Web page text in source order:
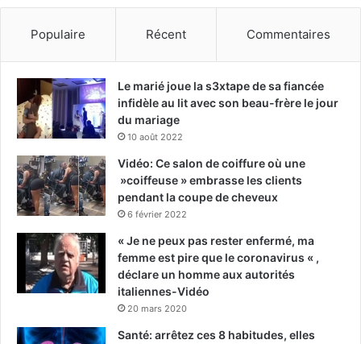
Populaire Récent Commentaires
Le marié joue la s3xtape de sa fiancée
infidèle au lit avec son beau-frère le jour
du mariage
10 août 2022
Vidéo: Ce salon de coiffure où une
»coiffeuse » embrasse les clients
pendant la coupe de cheveux
6 février 2022
« Je ne peux pas rester enfermé, ma
femme est pire que le coronavirus « ,
déclare un homme aux autorités
italiennes-Vidéo
20 mars 2020
Santé: arrêtez ces 8 habitudes, elles